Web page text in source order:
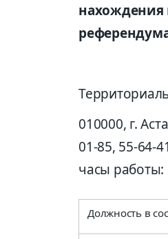
нахождения
010000, г.
01-85, 55-64-
часы работы:
Должность в